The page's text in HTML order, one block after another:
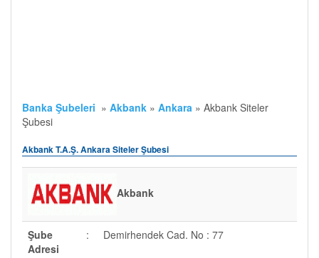
Banka Şubeleri » Akbank » Ankara » Akbank Siteler
Şubesi
Akbank T.A.Ş. Ankara Siteler Şubesi
Akbank
Şube
Adresi
: Demirhendek Cad. No : 77